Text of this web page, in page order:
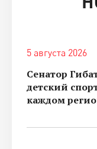
5 августа 2026
Сенатор
детский
каждом